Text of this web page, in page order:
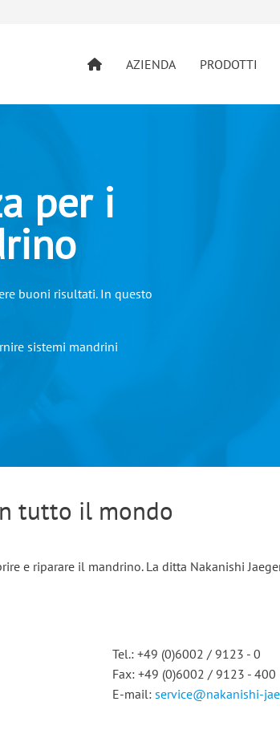
AZIENDA PRODOTTI
per i
buoni risultati. In questo
sistemi mandrini
tutto il mondo
e riparare il mandrino. La ditta Nakanishi
Tel.: +49 (0)6002 / 9123 - 0
Fax: +49 (0)6002 / 9123 - 400
E-mail: service@nakanishi-